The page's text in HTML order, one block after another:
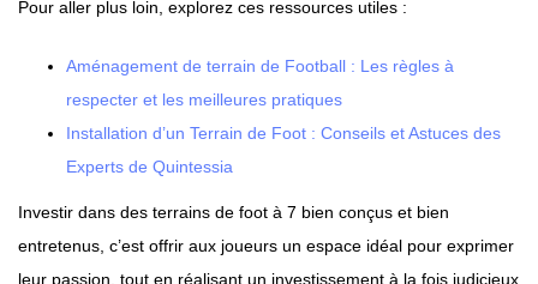
Pour aller plus loin, explorez ces ressources utiles :
Aménagement de terrain de Football : Les règles à
respecter et les meilleures pratiques
Installation d’un Terrain de Foot : Conseils et Astuces des
Experts de Quintessia
Investir dans des terrains de foot à 7 bien conçus et bien
entretenus, c’est offrir aux joueurs un espace idéal pour exprimer
leur passion, tout en réalisant un investissement à la fois judicieux